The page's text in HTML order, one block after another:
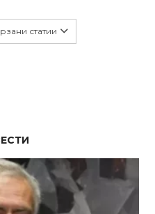
статии